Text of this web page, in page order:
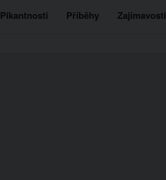
Pikantnosti Příběhy Zajímavosti